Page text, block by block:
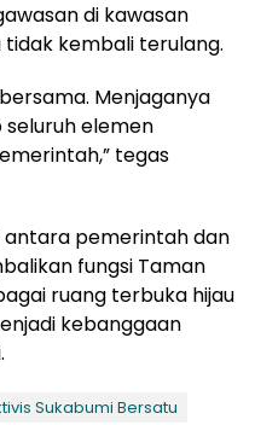
di kawasan
kembali terulang.
Menjaganya
elemen
tegas
pemerintah dan
fungsi Taman
ruang terbuka hijau
kebanggaan
Sukabumi Bersatu